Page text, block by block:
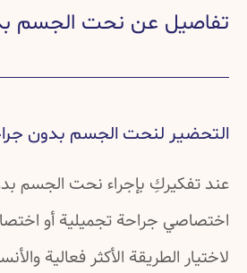
تفاصيل عن نحت الجسم
التحضير لنحت الجسم بدون
عند تفكيركِ بإجراء نحت الجسم
اختصاصي جراحة تجميلية أو
لاختيار الطريقة الأكثر فعالية